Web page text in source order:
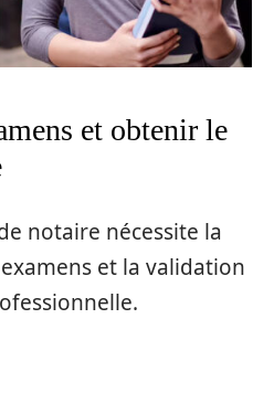
et obtenir le
notaire nécessite la
et la validation